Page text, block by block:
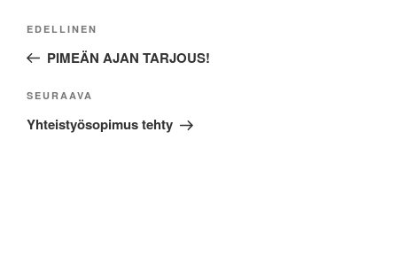
Edellinen
artikkeli
EDELLINEN
PIMEÄN AJAN TARJOUS!
Seuraava
artikkeli
SEURAAVA
Yhteistyösopimus tehty